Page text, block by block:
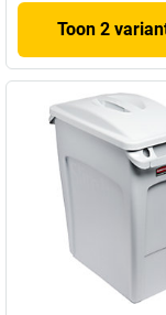
Toon 2